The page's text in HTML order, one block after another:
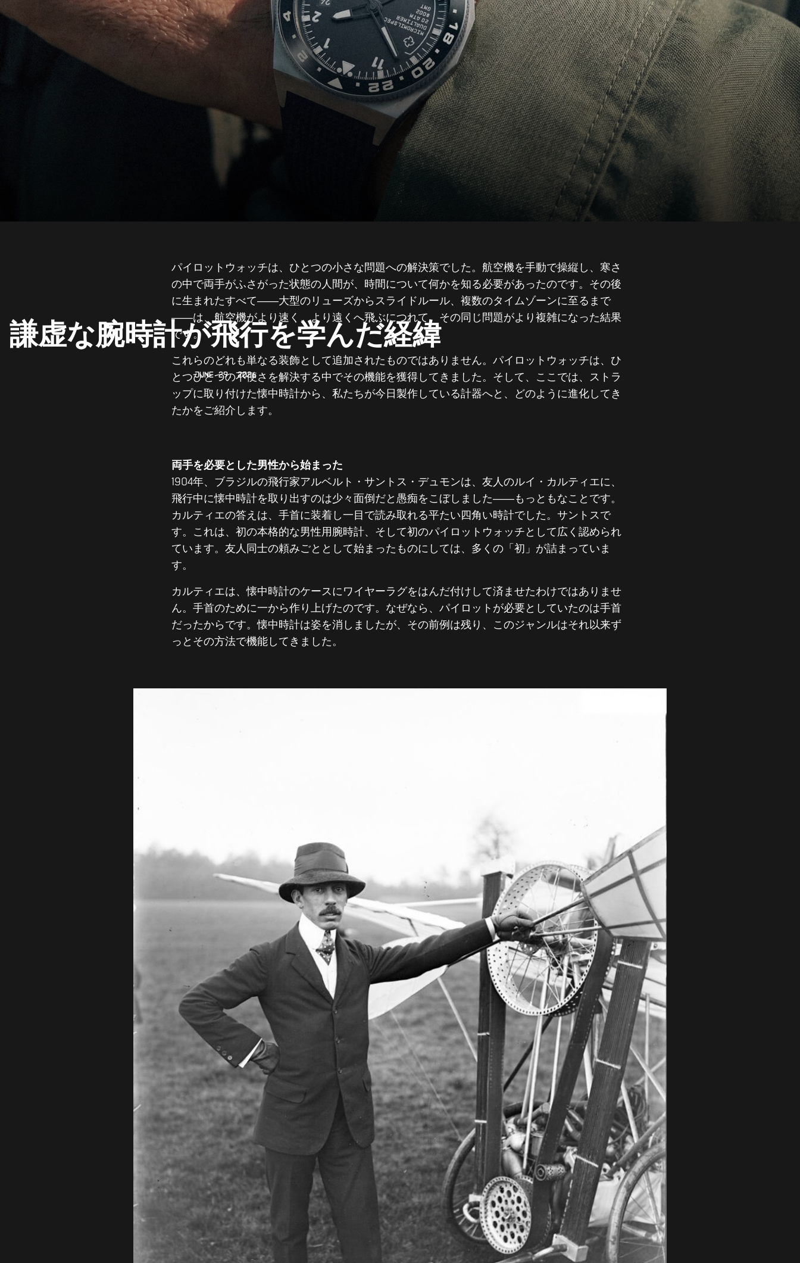
謙虚な腕時計が飛行を学んだ経緯
June 29, 2026
パイロットウォッチは、ひとつの小さな問題への解決策でした。航空機を手動で操縦し、寒さ
の中で両手がふさがった状態の人間が、時間について何かを知る必要があったのです。その後
に生まれたすべて――大型のリューズからスライドルール、複数のタイムゾーンに至るまで
――は、航空機がより速く、より遠くへ飛ぶにつれて、その同じ問題がより複雑になった結果
です。
これらのどれも単なる装飾として追加されたものではありません。パイロットウォッチは、ひ
とつひとつの不便さを解決する中でその機能を獲得してきました。そして、ここでは、ストラ
ップに取り付けた懐中時計から、私たちが今日製作している計器へと、どのように進化してき
たかをご紹介します。
両手を必要とした男性から始まった
1904年、ブラジルの飛行家アルベルト・サントス・デュモンは、友人のルイ・カルティエに、
飛行中に懐中時計を取り出すのは少々面倒だと愚痴をこぼしました――もっともなことです。
カルティエの答えは、手首に装着し一目で読み取れる平たい四角い時計でした。サントスで
す。これは、初の本格的な男性用腕時計、そして初のパイロットウォッチとして広く認められ
ています。友人同士の頼みごととして始まったものにしては、多くの「初」が詰まっていま
す。
カルティエは、懐中時計のケースにワイヤーラグをはんだ付けして済ませたわけではありませ
ん。手首のために一から作り上げたのです。なぜなら、パイロットが必要としていたのは手首
だったからです。懐中時計は姿を消しましたが、その前例は残り、このジャンルはそれ以来ず
っとその方法で機能してきました。